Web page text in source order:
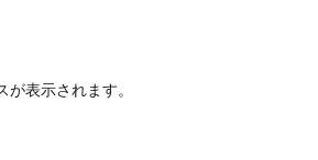
が表示されます。